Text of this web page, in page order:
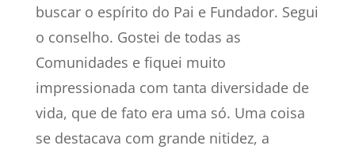
buscar o espírito do Pai e Fundador. Segui
o conselho. Gostei de todas as
Comunidades e fiquei muito
impressionada com tanta diversidade de
vida, que de fato era uma só. Uma coisa
se destacava com grande nitidez, a